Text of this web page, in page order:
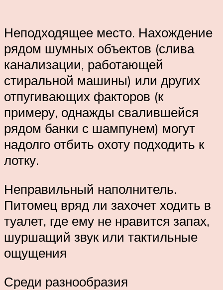
Неподходящее место. Нахождение
рядом шумных объектов (слива
канализации, работающей
стиральной машины) или других
отпугивающих факторов (к
примеру, однажды свалившейся
рядом банки с шампунем) могут
надолго отбить охоту подходить к
лотку.
Неправильный наполнитель.
Питомец вряд ли захочет ходить в
туалет, где ему не нравится запах,
шуршащий звук или тактильные
ощущения
Среди разнообразия